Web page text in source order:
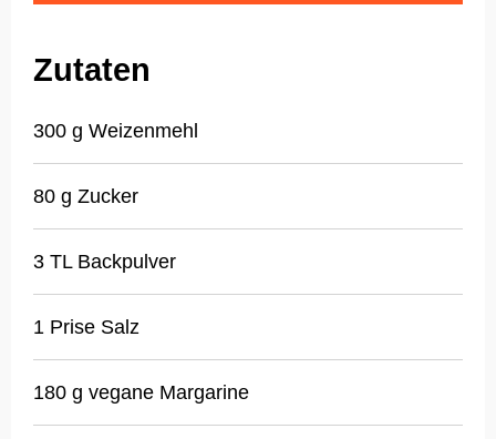
Zutaten
300 g Weizenmehl
80 g Zucker
3 TL Backpulver
1 Prise Salz
180 g vegane Margarine